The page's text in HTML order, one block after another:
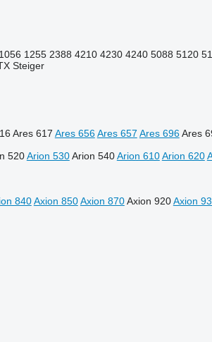
1056 1255 2388 4210 4230 4240 5088 5120
Steiger
Ares 617 Ares 656 Ares 657 Ares 696 Ares
520 Arion 530 Arion 540 Arion 610 Arion 620
840 Axion 850 Axion 870 Axion 920 Axion